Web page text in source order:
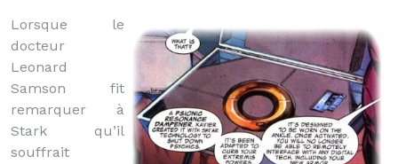
Lorsque le
docteur
Leonard
Samson fit
remarquer à
Stark qu’il
souffrait